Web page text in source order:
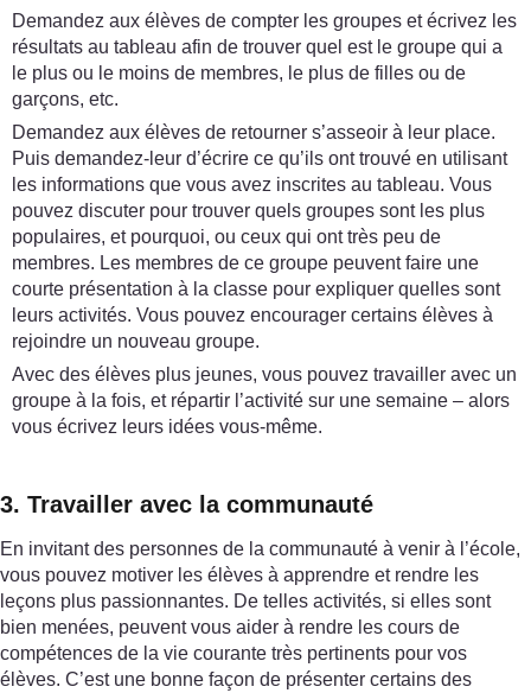
Demandez aux élèves de compter les groupes et écrivez les
résultats au tableau afin de trouver quel est le groupe qui a
le plus ou le moins de membres, le plus de filles ou de
garçons, etc.
Demandez aux élèves de retourner s’asseoir à leur place.
Puis demandez-leur d’écrire ce qu’ils ont trouvé en utilisant
les informations que vous avez inscrites au tableau. Vous
pouvez discuter pour trouver quels groupes sont les plus
populaires, et pourquoi, ou ceux qui ont très peu de
membres. Les membres de ce groupe peuvent faire une
courte présentation à la classe pour expliquer quelles sont
leurs activités. Vous pouvez encourager certains élèves à
rejoindre un nouveau groupe.
Avec des élèves plus jeunes, vous pouvez travailler avec un
groupe à la fois, et répartir l’activité sur une semaine – alors
vous écrivez leurs idées vous-même.
3. Travailler avec la communauté
En invitant des personnes de la communauté à venir à l’école,
vous pouvez motiver les élèves à apprendre et rendre les
leçons plus passionnantes. De telles activités, si elles sont
bien menées, peuvent vous aider à rendre les cours de
compétences de la vie courante très pertinents pour vos
élèves. C’est une bonne façon de présenter certains des